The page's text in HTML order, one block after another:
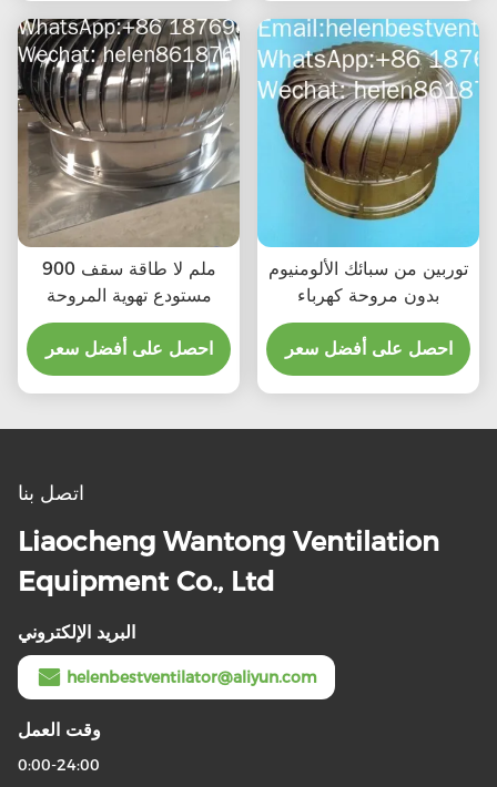
900 ملم لا طاقة سقف
مستودع تهوية المروحة
احصل على أفضل سعر
توربين من سبائك الألومنيوم
بدون مروحة كهرباء
احصل على أفضل سعر
اتصل بنا
Liaocheng Wantong Ventilation
Equipment Co., Ltd
البريد الإلكتروني
helenbestventilator@aliyun.com
وقت العمل
0:00-24:00